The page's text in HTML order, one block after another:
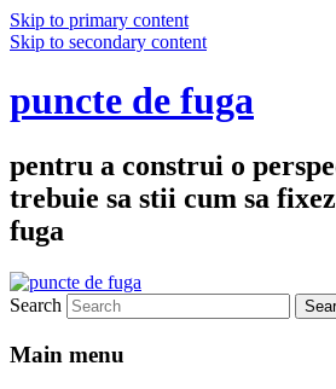
Skip to primary content
Skip to secondary content
puncte de fuga
pentru a construi o
trebuie sa stii cum sa
fuga
Search
Main menu